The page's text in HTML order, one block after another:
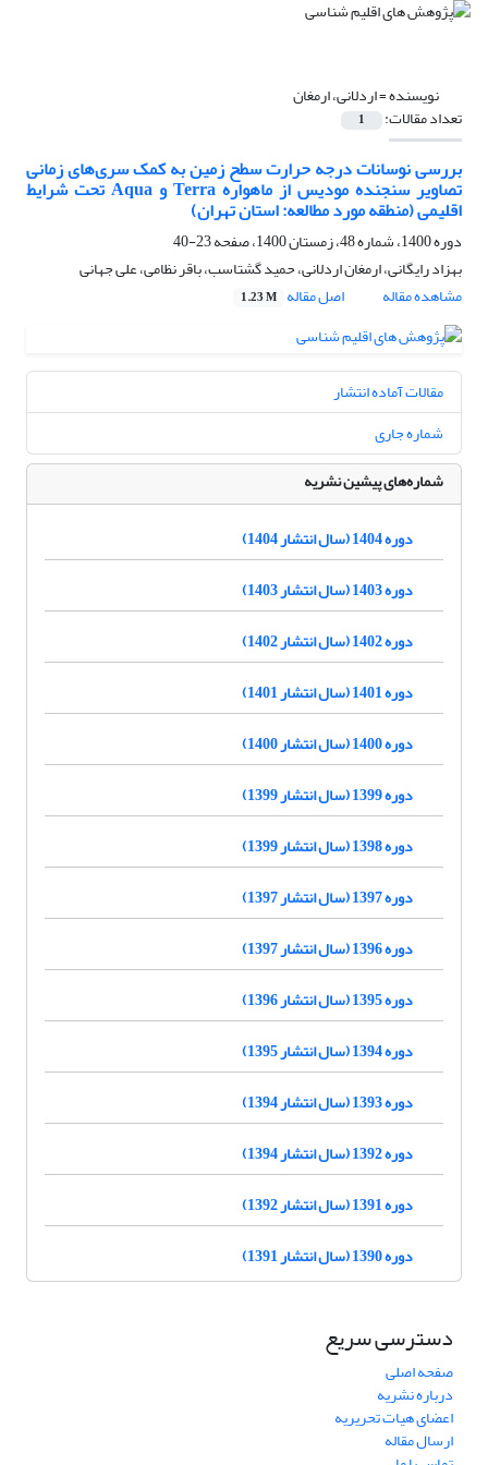
نویسنده =اردلانی، ارمغان
تعداد مقالات: 1
بررسی نوسانات درجه حرارت سطح زمین به کمک سری‌های زمانی
تصاویر سنجنده مودیس از ماهواره Terra و Aqua تحت شرایط
اقلیمی (منطقه مورد مطالعه: استان تهران)
دوره 1400، شماره 48، زمستان 1400، صفحه
23-40
بهزاد رایگانی، ارمغان اردلانی، حمید گشتاسب، باقر نظامی، علی جهانی
مشاهده مقاله
اصل مقاله 1.23 M
مقالات آماده انتشار
شماره جاری
شماره‌های پیشین نشریه
دوره 1404 (سال انتشار 1404)
دوره 1403 (سال انتشار 1403)
دوره 1402 (سال انتشار 1402)
دوره 1401 (سال انتشار 1401)
دوره 1400 (سال انتشار 1400)
دوره 1399 (سال انتشار 1399)
دوره 1398 (سال انتشار 1399)
دوره 1397 (سال انتشار 1397)
دوره 1396 (سال انتشار 1397)
دوره 1395 (سال انتشار 1396)
دوره 1394 (سال انتشار 1395)
دوره 1393 (سال انتشار 1394)
دوره 1392 (سال انتشار 1394)
دوره 1391 (سال انتشار 1392)
دوره 1390 (سال انتشار 1391)
دسترسی سریع
صفحه اصلی
درباره نشریه
اعضای هیات تحریریه
ارسال مقاله